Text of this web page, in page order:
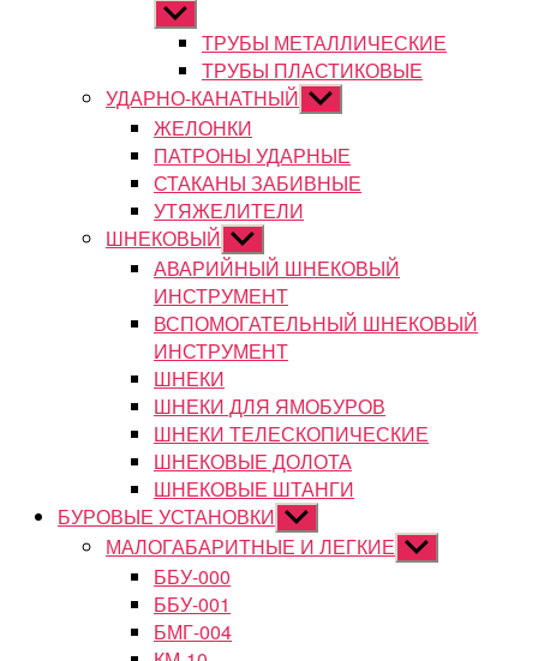
Показывать
подменюТРУБЫ МЕТАЛЛИЧЕСКИЕ
ТРУБЫ ПЛАСТИКОВЫЕ
УДАРНО-КАНАТНЫЙ Показывать
подменю
ЖЕЛОНКИ
ПАТРОНЫ УДАРНЫЕ
СТАКАНЫ ЗАБИВНЫЕ
УТЯЖЕЛИТЕЛИ
ШНЕКОВЫЙ Показывать
подменю
АВАРИЙНЫЙ ШНЕКОВЫЙ
ИНСТРУМЕНТ
ВСПОМОГАТЕЛЬНЫЙ ШНЕКОВЫЙ
ИНСТРУМЕНТ
ШНЕКИ
ШНЕКИ ДЛЯ ЯМОБУРОВ
ШНЕКИ ТЕЛЕСКОПИЧЕСКИЕ
ШНЕКОВЫЕ ДОЛОТА
ШНЕКОВЫЕ ШТАНГИ
БУРОВЫЕ УСТАНОВКИ Показывать
подменю
МАЛОГАБАРИТНЫЕ И ЛЕГКИЕ Показывать
подменю
ББУ-000
ББУ-001
БМГ-004